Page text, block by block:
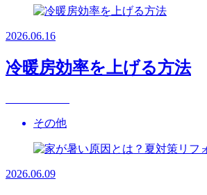
2026.06.16
冷暖房効率を上げる方法
その他
2026.06.09